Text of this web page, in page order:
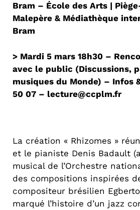
Bram – École des Arts |
Malepère & Médiathèque
Bram
> Mardi 5 mars 18h30 –
avec le public (Discussions,
musiques du Monde) – Infos
50 07 – lecture@ccplm.fr
La création « Rhizomes »
et le pianiste Denis Badault
musical de l’Orchestre
des compositions inspirées
compositeur brésilien
marqué l’histoire d’un jazz